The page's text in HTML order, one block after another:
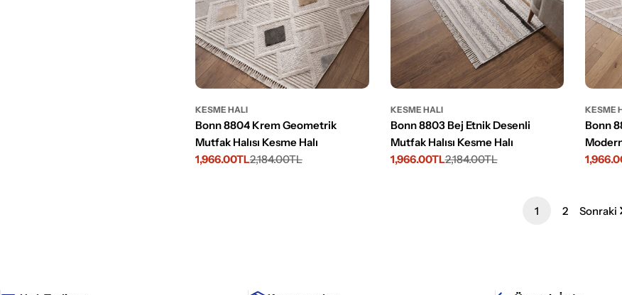
KESME HALI
Bonn 8804 Krem Geometrik
Mutfak Halısı Kesme Halı
İndirimli
1,966.00TL
Normal
2,184.00TL
KESME HALI
Bonn 8803 Bej Etnik Desenli
Mutfak Halısı Kesme Halı
İndirimli
1,966.00TL
Normal
2,184.00TL
KESME
Bonn
1 2 Sonraki